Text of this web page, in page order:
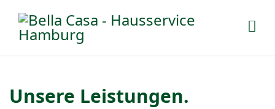
Unsere Leistungen.